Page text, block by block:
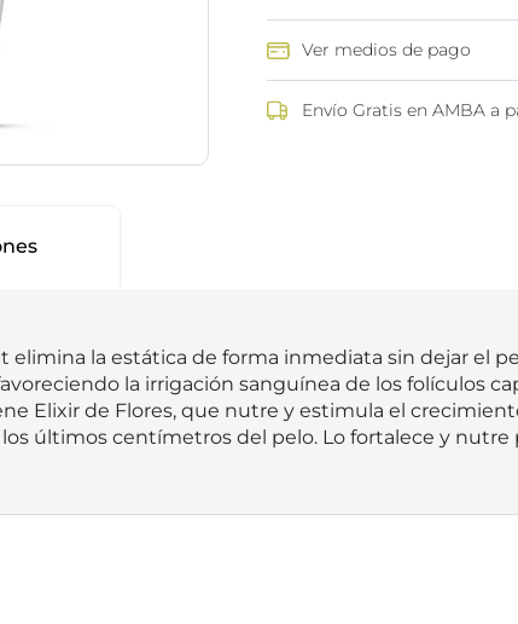
Ver medios de pago
Envío Gratis en AMBA a
elimina la estática de forma inmediata sin dejar el
la irrigación sanguínea de los folículos
Elixir de Flores, que nutre y estimula el
los últimos centímetros del pelo. Lo fortalece y